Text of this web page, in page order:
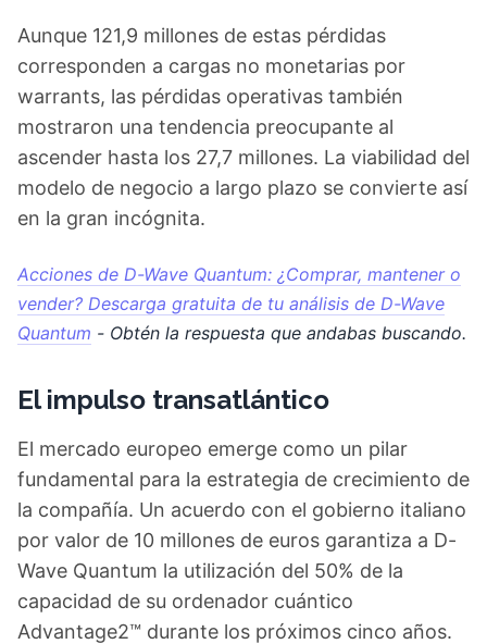
Aunque 121,9 millones de estas pérdidas
corresponden a cargas no monetarias por
warrants, las pérdidas operativas también
mostraron una tendencia preocupante al
ascender hasta los 27,7 millones. La viabilidad del
modelo de negocio a largo plazo se convierte así
en la gran incógnita.
Acciones de D-Wave Quantum: ¿Comprar, mantener o
vender? Descarga gratuita de tu análisis de D-Wave
Quantum - Obtén la respuesta que andabas buscando.
El impulso transatlántico
El mercado europeo emerge como un pilar
fundamental para la estrategia de crecimiento de
la compañía. Un acuerdo con el gobierno italiano
por valor de 10 millones de euros garantiza a D-
Wave Quantum la utilización del 50% de la
capacidad de su ordenador cuántico
Advantage2™ durante los próximos cinco años.